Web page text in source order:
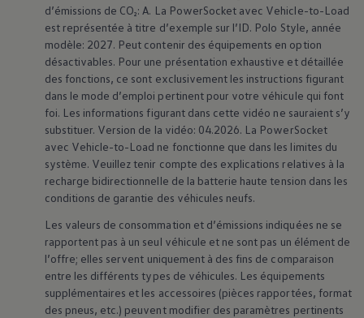
En savoir plus sur larecharge et l’autonomie
Systèmes
d’assistance à la
conduite
d’émissions de CO₂: A. La PowerSocket avec Vehicle-to-Load
est représentée à titre d’exemple sur l’ID. Polo Style, année
modèle: 2027. Peut contenir des équipements en option
désactivables. Pour une présentation exhaustive et détaillée
des fonctions, ce sont exclusivement les instructions figurant
dans le mode d’emploi pertinent pour votre véhicule qui font
foi. Les informations figurant dans cette vidéo ne sauraient s’y
substituer. Version de la vidéo: 04.2026. La PowerSocket
avec Vehicle-to-Load ne fonctionne que dans les limites du
système. Veuillez tenir compte des explications relatives à la
recharge bidirectionnelle de la batterie haute tension dans les
conditions de garantie des véhicules neufs.
Les valeurs de consommation et d’émissions indiquées ne se
rapportent pas à un seul véhicule et ne sont pas un élément de
l’offre; elles servent uniquement à des fins de comparaison
entre les différents types de véhicules. Les équipements
supplémentaires et les accessoires (pièces rapportées, format
des pneus, etc.) peuvent modifier des paramètres pertinents